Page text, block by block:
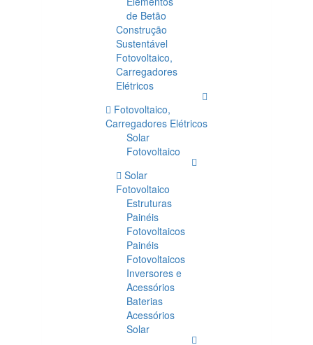
de Betão
Construção
Sustentável
Fotovoltaico,
Carregadores
Elétricos
Fotovoltaico,
Carregadores Elétricos
Solar
Fotovoltaico
Solar
Fotovoltaico
Estruturas
Painéis
Fotovoltaicos
Painéis
Fotovoltaicos
Inversores e
Acessórios
Baterias
Acessórios
Solar